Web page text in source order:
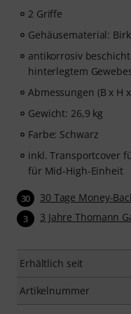
2 Griffe
Gehäusematerial:
antikorrosiv
hinterlegtem
Abmessungen (B x H
Gewicht: 26,9 kg
Farbe: Schwarz
inkl. Transportcover
für Mid-High-Einheit
30 30 Tage Money-
3 3 Jahre Thomann
Erhältlich seit
Artikelnummer